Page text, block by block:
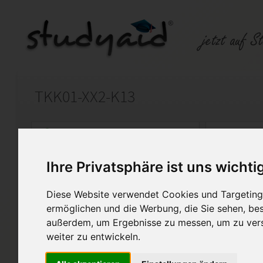
Ihre Privatsphäre ist uns
Diese Website verwendet Cookies und
ermöglichen und die Werbung, die Sie sehen,
außerdem, um Ergebnisse zu messen, um zu
weiter zu entwickeln.
TKK01-XX2-K13
Auf StudyAid.de verkaufen
Startseite Sonstiges
100 Pkt, Note 1
Ich stelle hier meine
Verfügung. Hierbei handelt
von TKK01-XX2-K13. Die